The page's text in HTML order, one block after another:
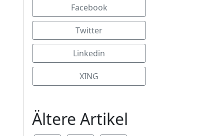
Facebook
Twitter
Linkedin
XING
Ältere Artikel